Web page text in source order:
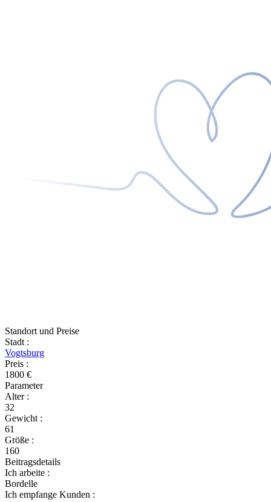
Standort und Preise
Stadt :
Vogtsburg
Preis :
1800 €
Parameter
Alter :
32
Gewicht :
61
Größe :
160
Beitragsdetails
Ich arbeite :
Bordelle
Ich empfange Kunden :